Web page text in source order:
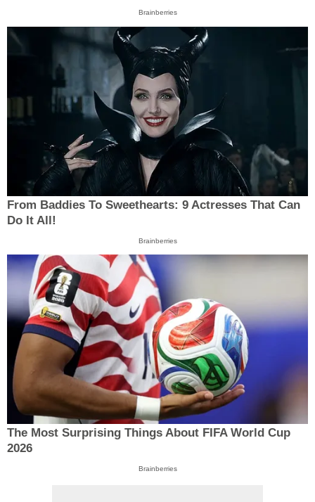
Brainberries
From Baddies To Sweethearts: 9 Actresses That Can
Do It All!
Brainberries
The Most Surprising Things About FIFA World Cup
2026
Brainberries